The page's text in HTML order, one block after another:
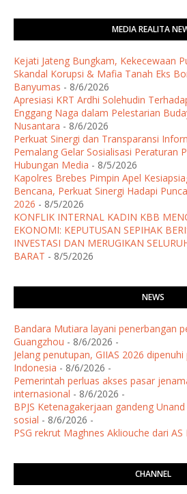
MEDIA REALITA
Kejati Jateng Bungkam, Kekecewaan
Skandal Korupsi & Mafia Tanah Eks
Banyumas - 8/6/2026
Apresiasi KRT Ardhi Solehudin
Enggang Naga dalam Pelestarian
Nusantara - 8/6/2026
Perkuat Sinergi dan Transparansi
Pemalang Gelar Sosialisasi Peraturan
Hubungan Media - 8/5/2026
Kapolres Brebes Pimpin Apel
Bencana, Perkuat Sinergi Hadapi
2026 - 8/5/2026
KONFLIK INTERNAL KADIN KBB
EKONOMI: KEPUTUSAN SEPIHAK
INVESTASI DAN MERUGIKAN
BARAT - 8/5/2026
NEWS
Bandara Mutiara layani penerbangan
Guangzhou - 8/6/2026 -
Jelang penutupan, GIIAS 2026
Indonesia - 8/6/2026 -
Pemerintah perluas akses pasar
internasional - 8/6/2026 -
BPJS Ketenagakerjaan gandeng
sosial - 8/6/2026 -
PSG rekrut Maghnes Akliouche dari
CHANNEL